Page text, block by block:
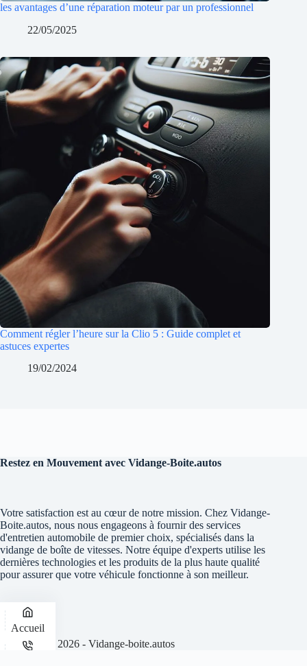
les avantages d’une réparation moteur par un professionnel
22/05/2025
Comment régler l’heure sur la Clio 5 : Guide complet et
astuces expertes
19/02/2024
Restez en Mouvement avec Vidange-Boite.autos
Votre satisfaction est au cœur de notre mission. Chez Vidange-
Boite.autos, nous nous engageons à fournir des services
d'entretien automobile de premier choix, spécialisés dans la
vidange de boîte de vitesses. Notre équipe d'experts utilise les
dernières technologies et les produits de la plus haute qualité
pour assurer que votre véhicule fonctionne à son meilleur.
En savoir +
Copyright © 2026 - Vidange-boite.autos
Accueil